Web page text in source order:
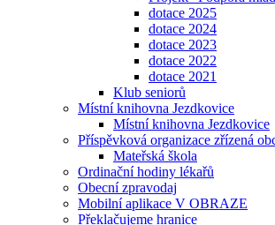
dotace 2025
dotace 2024
dotace 2023
dotace 2022
dotace 2021
Klub seniorů
Místní knihovna Jezdkovice
Místní knihovna Jezdkovice
Příspěvková organizace zřízená
Mateřská škola
Ordinační hodiny lékařů
Obecní zpravodaj
Mobilní aplikace V OBRAZE
Překlačujeme hranice